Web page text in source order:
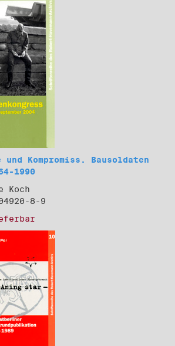
Kompromiss. Bausoldaten
1990
Koch
8-9